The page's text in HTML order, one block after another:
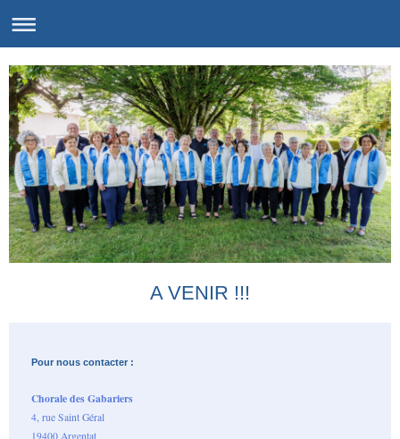
A VENIR !!!
Pour nous contacter :
Chorale des Gabariers
4, rue Saint Géral
19400 Argentat